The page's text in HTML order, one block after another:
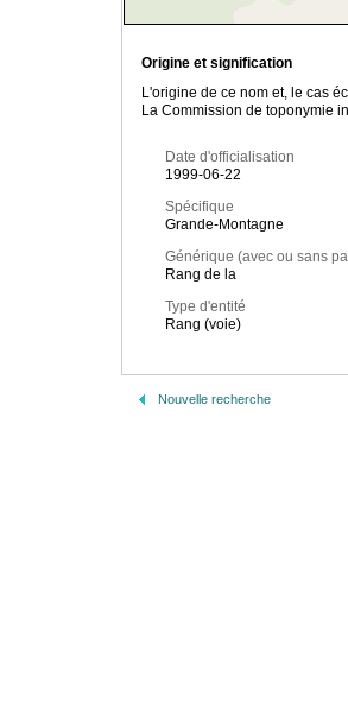
Origine et signification
L'origine de ce nom et, le cas
La Commission de toponymie
Date d'officialisation
1999-06-22
Spécifique
Grande-Montagne
Générique (avec ou sans
Rang de la
Type d'entité
Rang (voie)
Nouvelle recherche